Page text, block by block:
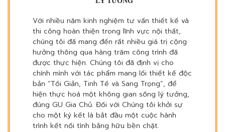
Với nhiều năm kinh nghiệm tư vấn thiết kế và
thi công hoàn thiện trong lĩnh vực nội thất,
chúng tôi đã mang đến rất nhiều giá trị cộng
hưởng thông qua hàng trăm công trình đã
được thực hiện. Chúng tôi đã định vị cho
chính mình với tác phẩm mang lối thiết kế độc
bản “Tối Giản, Tinh Tế và Sang Trọng”, để
hiện thực hoá một không gian sống lý tưởng,
đúng GU Gia Chủ. Đối với Chúng tôi khởi sự
cho một ký kết là bắt đầu một cuộc hành
trình kết nối tình bằng hữu bền chặt.